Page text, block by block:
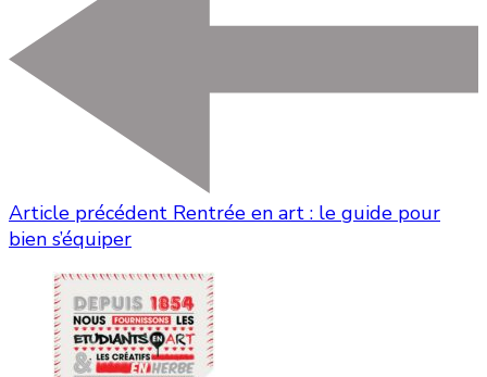
Article précédent Rentrée en art : le guide pour
bien s’équiper